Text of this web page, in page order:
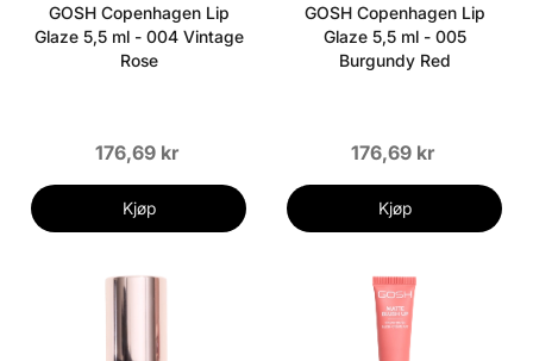
GOSH Copenhagen Lip
Glaze 5,5 ml - 004 Vintage
Rose
176,69 kr
Kjøp
GOSH Copenhagen Lip
Glaze 5,5 ml - 005
Burgundy Red
176,69 kr
Kjøp